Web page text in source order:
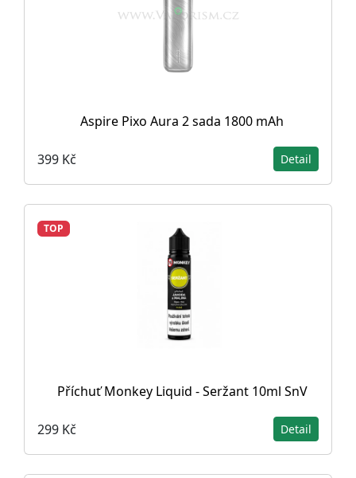
Aspire Pixo Aura 2 sada 1800 mAh
399 Kč Detail
TOP
Příchuť Monkey Liquid - Seržant 10ml SnV
299 Kč Detail